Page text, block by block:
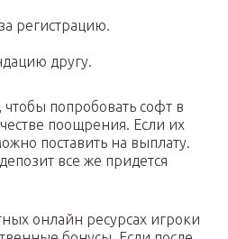
регистрацию.
другу.
попробовать софт в
поощрения. Если их
поставить на выплату.
все же придется
онлайн ресурсах игроки